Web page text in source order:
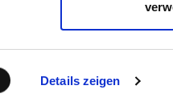
Details zeigen